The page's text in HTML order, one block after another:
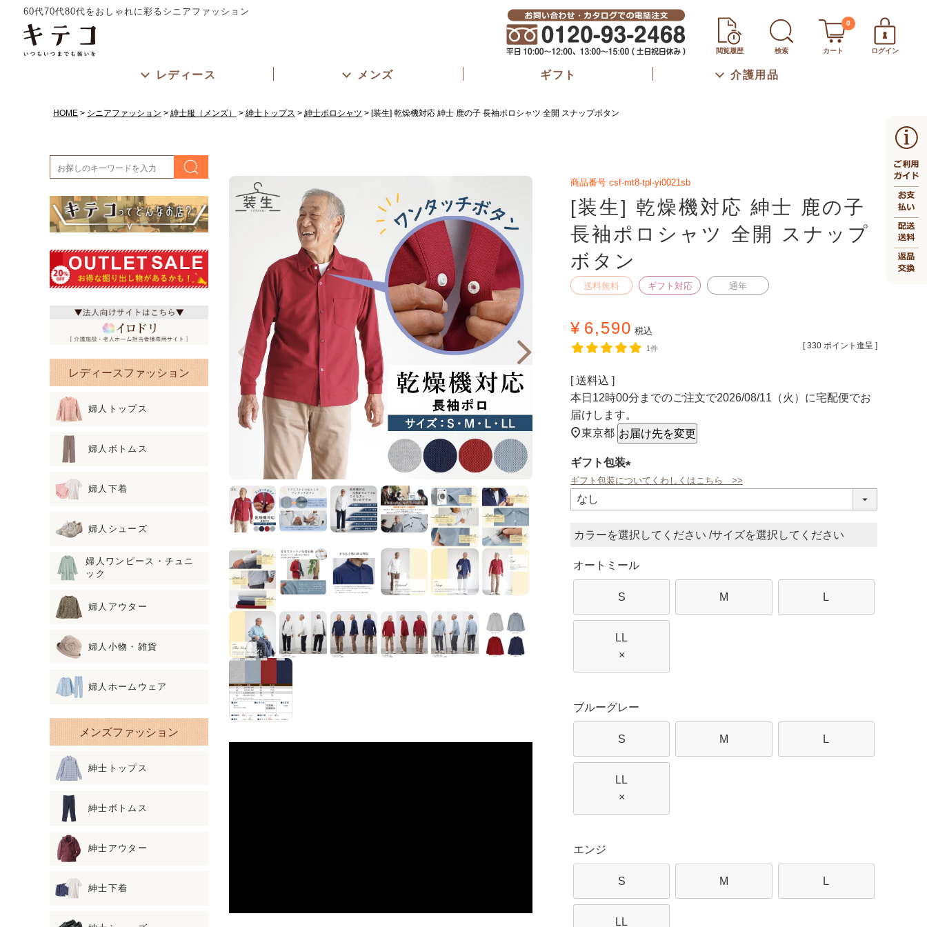
60代70代80代をおしゃれに彩るシニアファッション
閲覧履歴 検索 カート
0
ログイン
レディース メンズ ギフト 介護用品
HOME シニアファッション 紳士服（メンズ） 紳士トップス 紳士ポロシャツ [装生] 乾燥機対応 紳士 鹿の子 長袖ポロシャツ 全開 スナップボタン
レディースファッション
婦人トップス
婦人ボトムス
婦人下着
婦人シューズ
婦人ワンピース・チュニ
ック
婦人アウター
婦人小物・雑貨
婦人ホームウェア
メンズファッション
紳士トップス
紳士ボトムス
紳士アウター
紳士下着
商品番号 csf-mt8-tpl-yi0021sb
[装生] 乾燥機対応 紳士 鹿の子
長袖ポロシャツ 全開 スナップ
ボタン
送料無料 ギフト対応 通年
¥ 6,590 税込
[ 330 ポイント進呈 ]
1件
送料込
本日 12時00分 までのご注文で2026/08/11（火） に宅配便でお
届けします。
東京都 お届け先を変更
ギフト包装
(必
ギフト包装についてくわしくはこちら >>
カラー サイズ
オートミール
S M L
LL
×
ブルーグレー
S M L
LL
×
エンジ
S M L
LL